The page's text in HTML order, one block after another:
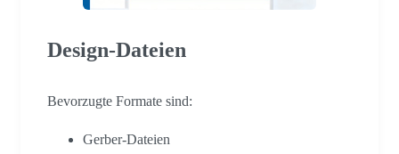
Design-Dateien
Bevorzugte Formate sind:
Gerber-Dateien